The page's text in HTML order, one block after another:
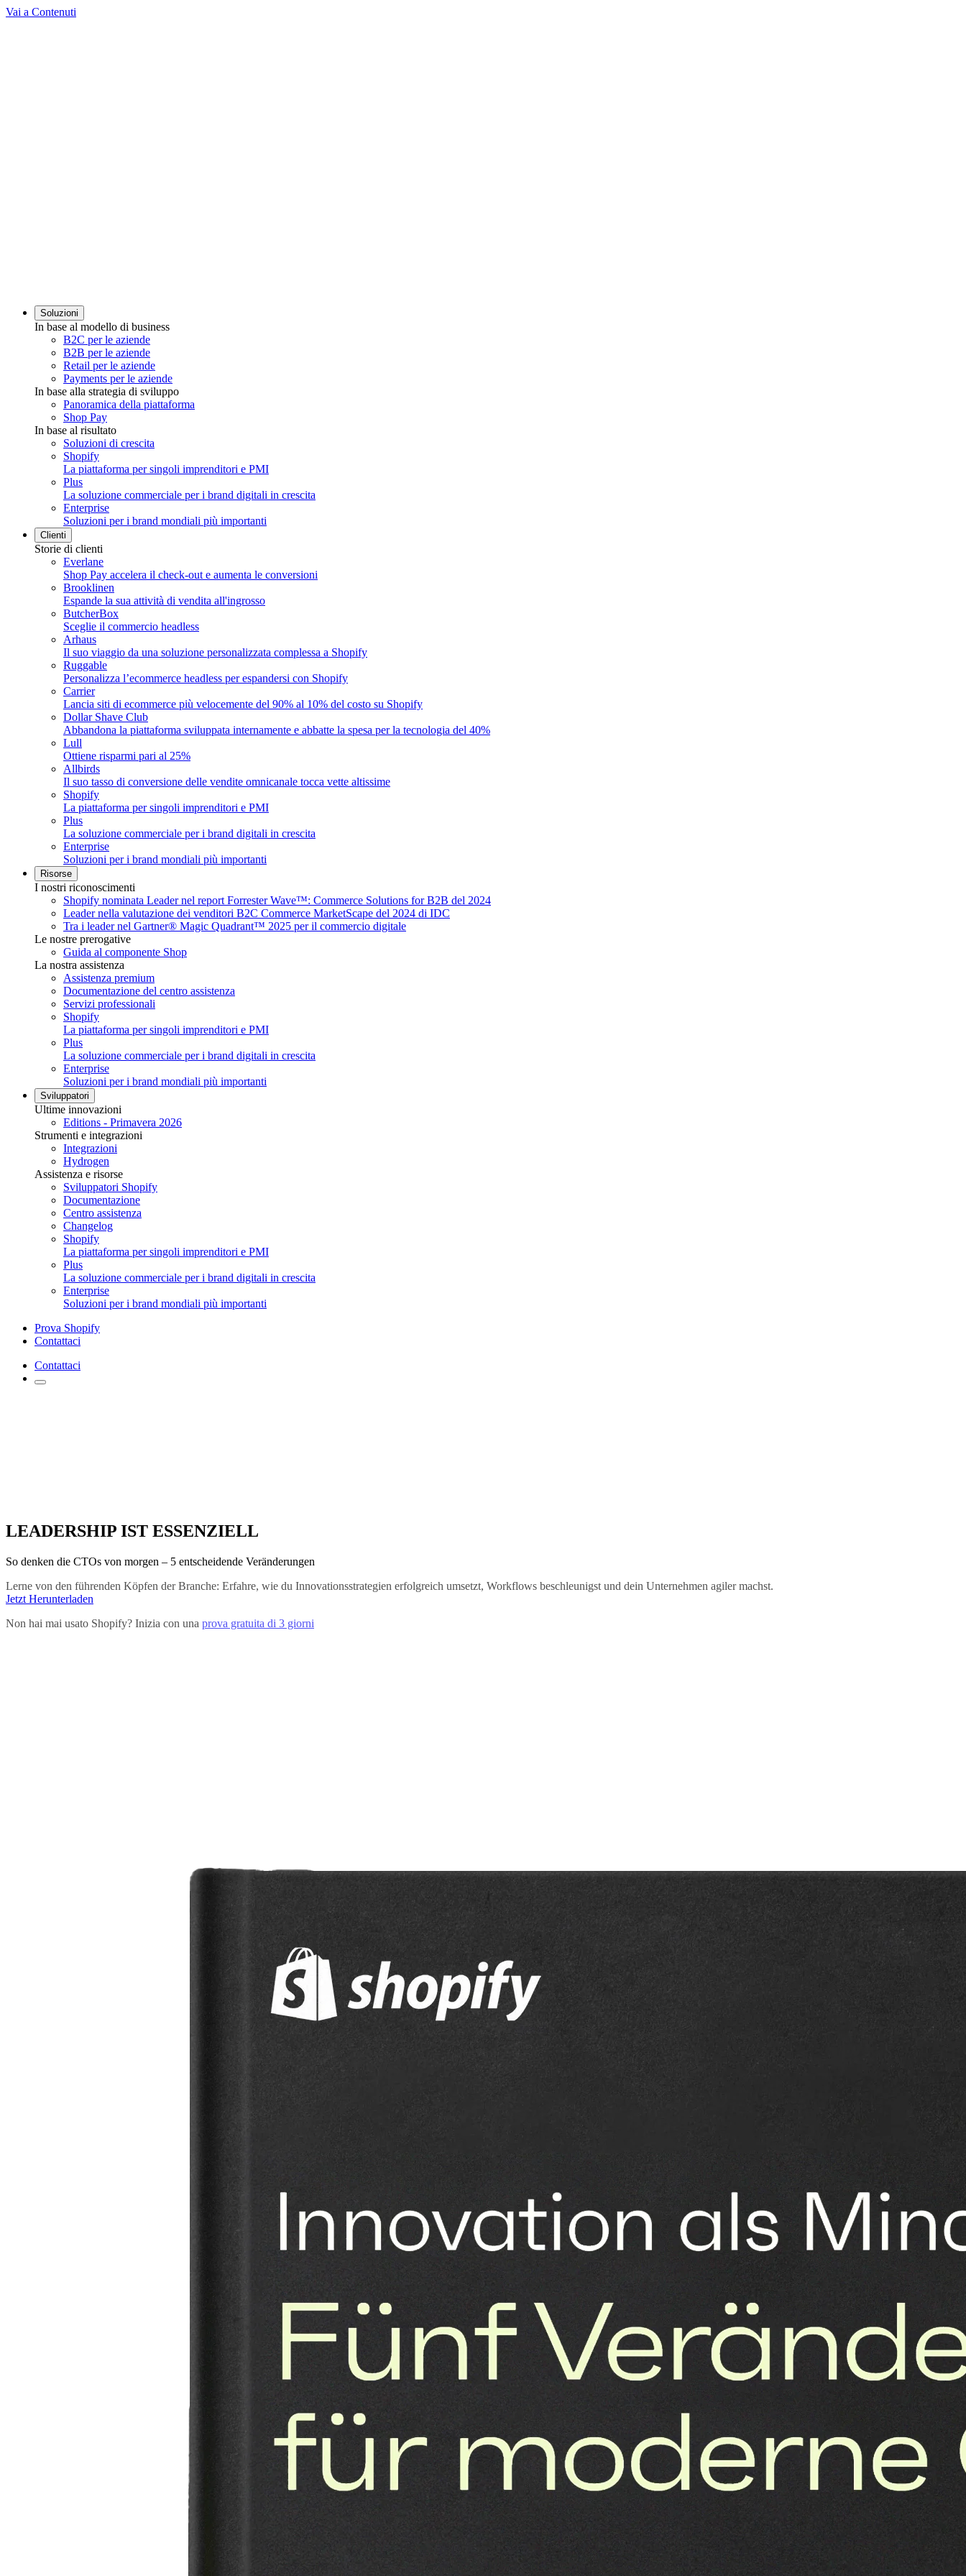
Vai a Contenuti
Soluzioni
In base al modello di business
B2C per le aziende
B2B per le aziende
Retail per le aziende
Payments per le aziende
In base alla strategia di sviluppo
Panoramica della piattaforma
Shop Pay
In base al risultato
Soluzioni di crescita
Shopify
La piattaforma per singoli imprenditori e PMI
Plus
La soluzione commerciale per i brand digitali in crescita
Enterprise
Soluzioni per i brand mondiali più importanti
Clienti
Storie di clienti
Everlane
Shop Pay accelera il check-out e aumenta le conversioni
Brooklinen
Espande la sua attività di vendita all'ingrosso
ButcherBox
Sceglie il commercio headless
Arhaus
Il suo viaggio da una soluzione personalizzata complessa a Shopify
Ruggable
Personalizza l’ecommerce headless per espandersi con Shopify
Carrier
Lancia siti di ecommerce più velocemente del 90% al 10% del costo su Shopify
Dollar Shave Club
Abbandona la piattaforma sviluppata internamente e abbatte la spesa per la tecnologia del 40%
Lull
Ottiene risparmi pari al 25%
Allbirds
Il suo tasso di conversione delle vendite omnicanale tocca vette altissime
Shopify
La piattaforma per singoli imprenditori e PMI
Plus
La soluzione commerciale per i brand digitali in crescita
Enterprise
Soluzioni per i brand mondiali più importanti
Risorse
I nostri riconoscimenti
Shopify nominata Leader nel report Forrester Wave™: Commerce Solutions for B2B del 2024
Leader nella valutazione dei venditori B2C Commerce MarketScape del 2024 di IDC
Tra i leader nel Gartner® Magic Quadrant™ 2025 per il commercio digitale
Le nostre prerogative
Guida al componente Shop
La nostra assistenza
Assistenza premium
Documentazione del centro assistenza
Servizi professionali
Shopify
La piattaforma per singoli imprenditori e PMI
Plus
La soluzione commerciale per i brand digitali in crescita
Enterprise
Soluzioni per i brand mondiali più importanti
Sviluppatori
Ultime innovazioni
Editions - Primavera 2026
Strumenti e integrazioni
Integrazioni
Hydrogen
Assistenza e risorse
Sviluppatori Shopify
Documentazione
Centro assistenza
Changelog
Shopify
La piattaforma per singoli imprenditori e PMI
Plus
La soluzione commerciale per i brand digitali in crescita
Enterprise
Soluzioni per i brand mondiali più importanti
Prova Shopify
Contattaci
Contattaci
LEADERSHIP IST ESSENZIELL
So denken die CTOs von morgen – 5 entscheidende Veränderungen
Lerne von den führenden Köpfen der Branche: Erfahre, wie du Innovationsstrategien erfolgreich umsetzt, Workflows beschleunigst und dein Unternehmen agiler machst.
Jetzt Herunterladen
Non hai mai usato Shopify? Inizia con una prova gratuita di 3 giorni